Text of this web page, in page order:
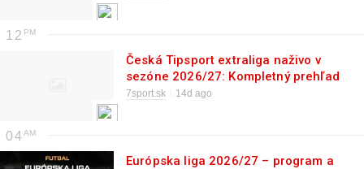
12
Česká Tipsport extraliga naživo v
sezóne 2026/27: Kompletný prehľad
možností, ako sledovať zápasy live
7sport.sk 14d ago
04
Európska liga 2026/27 – program a